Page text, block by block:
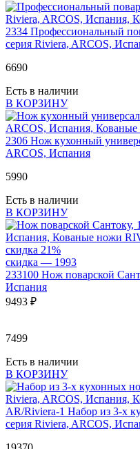
2334 Профессиональный
серия Riviera, ARCOS,
6690
Есть в наличии
В КОРЗИНУ
2306 Нож кухонный
ARCOS, Испания
5990
Есть в наличии
В КОРЗИНУ
скидка 21%
скидка — 1993
233100 Нож поварской
Испания
9493 ₽
7499
Есть в наличии
В КОРЗИНУ
AR/Riviera-1 Набор из 3-х
серия Riviera, ARCOS,